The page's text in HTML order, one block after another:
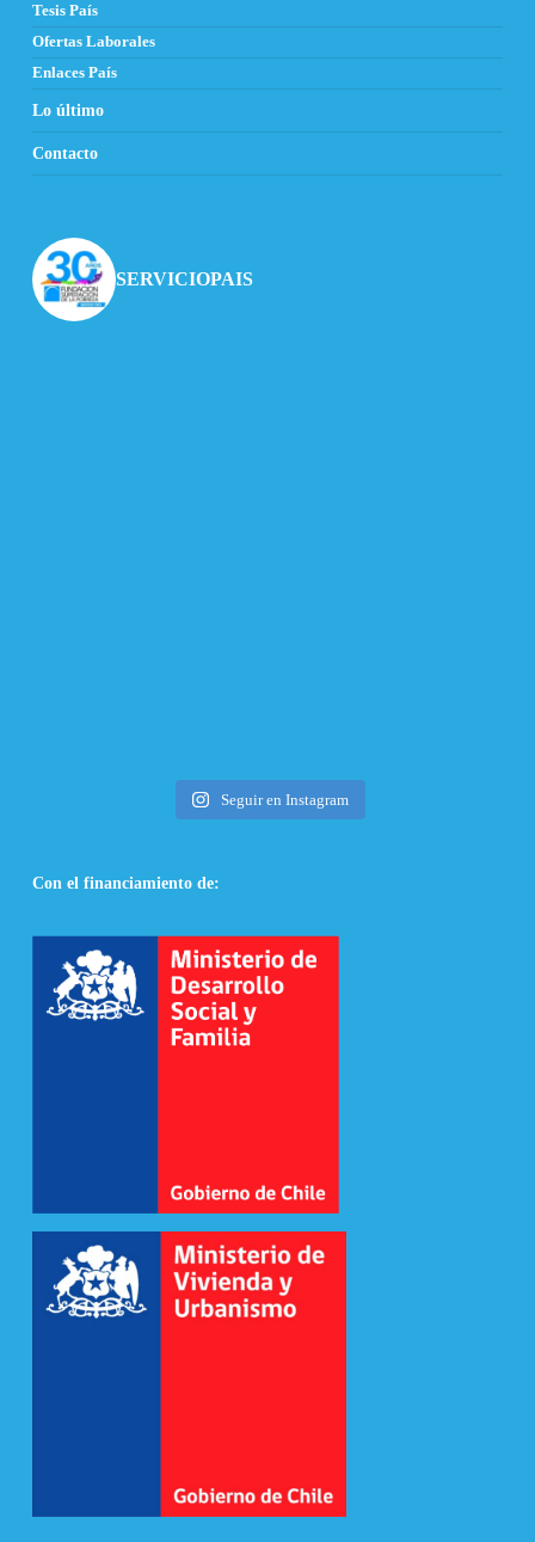
Tesis País
Ofertas Laborales
Enlaces País
Lo último
Contacto
SERVICIOPAIS
Seguir en Instagram
Con el financiamiento de: